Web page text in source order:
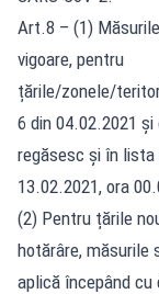
Art.8 – (1)
vigoare, pentru
țările/zonele/
6 din 04.02.2021 și
regăsesc și în
13.02.2021, ora
(2) Pentru țările
hotărâre, măsurile
aplică începând cu